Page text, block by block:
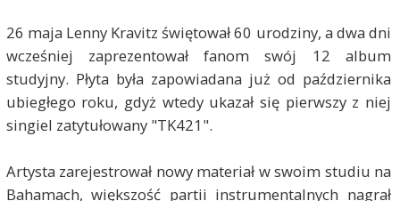
26 maja Lenny Kravitz świętował 60 urodziny, a dwa dni
wcześniej zaprezentował fanom swój 12 album
studyjny. Płyta była zapowiadana już od października
ubiegłego roku, gdyż wtedy ukazał się pierwszy z niej
singiel zatytułowany "TK421".
Artysta zarejestrował nowy materiał w swoim studiu na
Bahamach, większość partii instrumentalnych nagrał